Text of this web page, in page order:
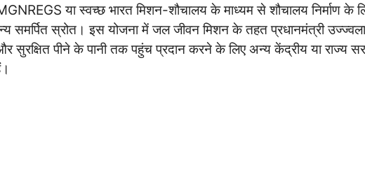
या स्वच्छ भारत मिशन-शौचालय के माध्यम से शौचालय निर्माण के
समर्पित स्रोत। इस योजना में जल जीवन मिशन के तहत प्रधानमंत्री
पीने के पानी तक पहुंच प्रदान करने के लिए अन्य केंद्रीय या राज्य